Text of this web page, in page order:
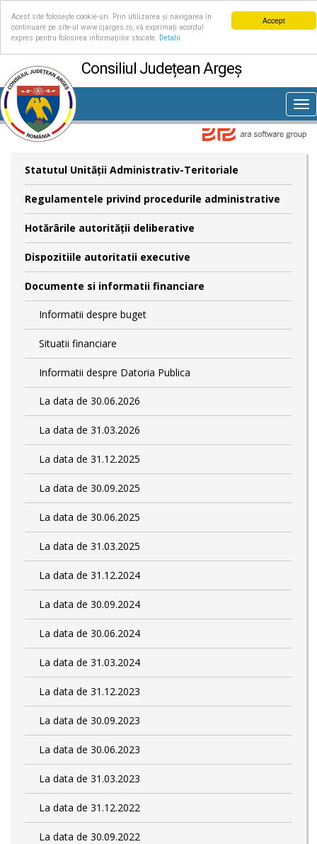
Accept
Acest site folosește cookie-uri. Prin utilizarea și navigarea în
continuare pe site-ul www.cjarges.ro, vă exprimați acordul
expres pentru folosirea informațiilor stocate.
Detalii
Consiliul Județean Argeș
Statutul Unităţii Administrativ-Teritoriale
Regulamentele privind procedurile administrative
Hotărârile autorităţii deliberative
Dispozitiile autoritatii executive
Documente si informatii financiare
Informatii despre buget
Situatii financiare
Informatii despre Datoria Publica
La data de 30.06.2026
La data de 31.03.2026
La data de 31.12.2025
La data de 30.09.2025
La data de 30.06.2025
La data de 31.03.2025
La data de 31.12.2024
La data de 30.09.2024
La data de 30.06.2024
La data de 31.03.2024
La data de 31.12.2023
La data de 30.09.2023
La data de 30.06.2023
La data de 31.03.2023
La data de 31.12.2022
La data de 30.09.2022